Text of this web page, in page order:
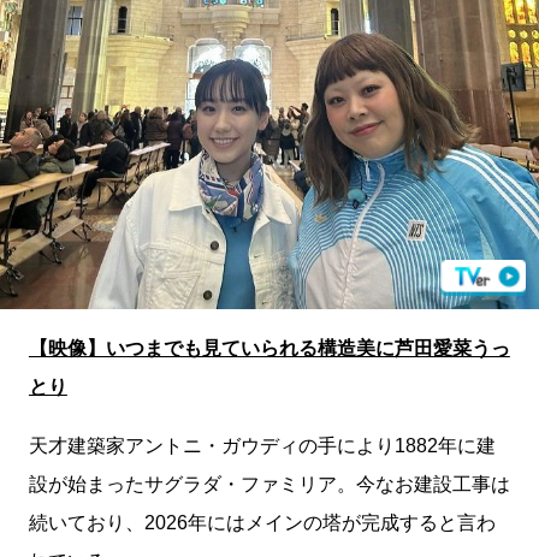
【映像】いつまでも見ていられる構造美に芦田愛菜うっ
とり
天才建築家アントニ・ガウディの手により1882年に建
設が始まったサグラダ・ファミリア。今なお建設工事は
続いており、2026年にはメインの塔が完成すると言わ